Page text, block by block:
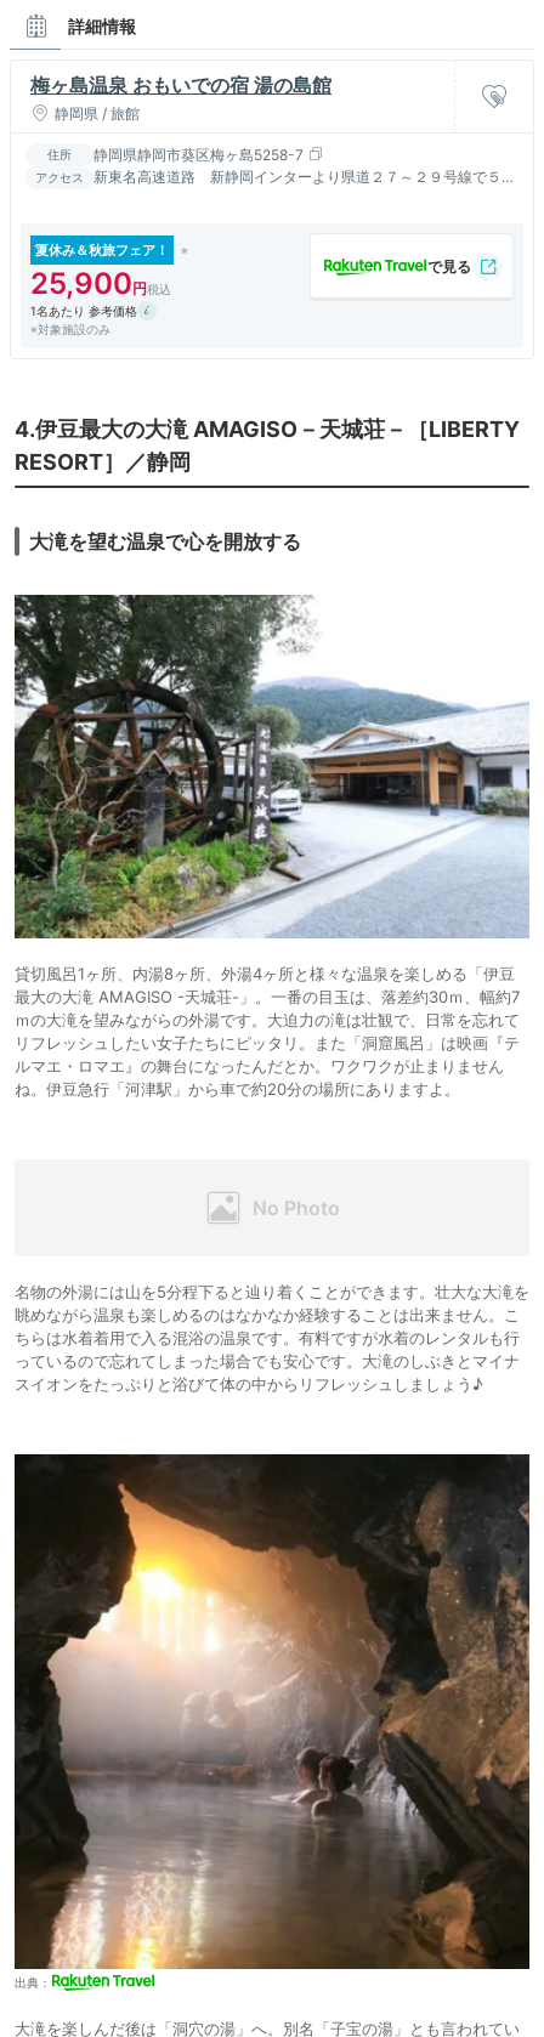
詳細情報
梅ヶ島温泉 おもいでの宿 湯の島館
静岡県 / 旅館
住所 静岡県静岡市葵区梅ヶ島5258-7
アクセス
新東名高速道路 新静岡インターより県道２７～２９号線で５０
夏休み＆秋旅フェア！
25,900
1名あたり 参考価格
※対象施設のみ
4.伊豆最大の大滝 AMAGISO－天城荘－［LIBERTY
RESORT］／静岡
大滝を望む温泉で心を開放する
貸切風呂1ヶ所、内湯8ヶ所、外湯4ヶ所と様々な温泉を楽しめる「伊豆
最大の大滝 AMAGISO -天城荘-」。一番の目玉は、落差約30ｍ、幅約7
ｍの大滝を望みながらの外湯です。大迫力の滝は壮観で、日常を忘れて
リフレッシュしたい女子たちにピッタリ。また「洞窟風呂」は映画『テ
ルマエ・ロマエ』の舞台になったんだとか。ワクワクが止まりません
ね。伊豆急行「河津駅」から車で約20分の場所にありますよ。
名物の外湯には山を5分程下ると辿り着くことができます。壮大な大滝を
眺めながら温泉も楽しめるのはなかなか経験することは出来ません。こ
ちらは水着着用で入る混浴の温泉です。有料ですが水着のレンタルも行
っているので忘れてしまった場合でも安心です。大滝のしぶきとマイナ
スイオンをたっぷりと浴びて体の中からリフレッシュしましょう♪
出典：
大滝を楽しんだ後は「洞穴の湯」へ。別名「子宝の湯」とも言われてい